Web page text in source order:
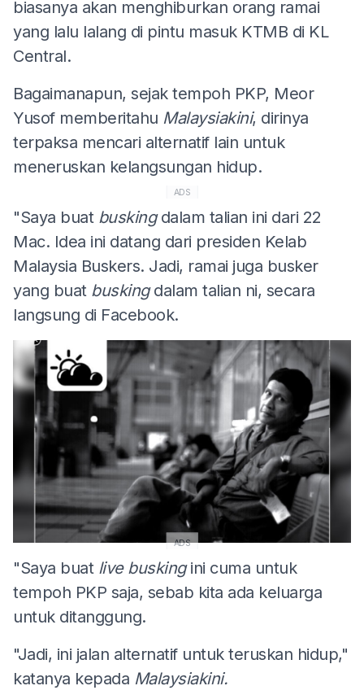
biasanya akan menghiburkan orang ramai
yang lalu lalang di pintu masuk KTMB di KL
Central.
Bagaimanapun, sejak tempoh PKP, Meor
Yusof memberitahu Malaysiakini, dirinya
terpaksa mencari alternatif lain untuk
meneruskan kelangsungan hidup.
ADS
"Saya buat buskingdalam talian ini dari 22
Mac. Idea ini datang dari presiden Kelab
Malaysia Buskers. Jadi, ramai juga busker
yang buat buskingdalam talian ni, secara
langsung di Facebook.
ADS
"Saya buat live buskingini cuma untuk
tempoh PKP saja, sebab kita ada keluarga
untuk ditanggung.
"Jadi, ini jalan alternatif untuk teruskan hidup,"
katanya kepada Malaysiakini.